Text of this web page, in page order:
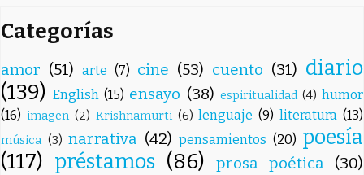
Categorías
amor (51) arte (7) cine (53) cuento (31) diario
(139) English (15) ensayo (38) espiritualidad (4) humor
(16) imagen (2) Krishnamurti (6) lenguaje (9) literatura (13)
música (3) narrativa (42) pensamientos (20) poesía
(117) préstamos (86) prosa poética (30)